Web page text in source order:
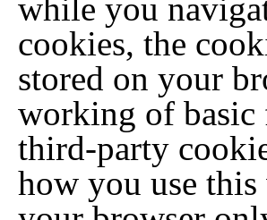
while you
cookies, the
stored on your
working of basic
third-party
how you use